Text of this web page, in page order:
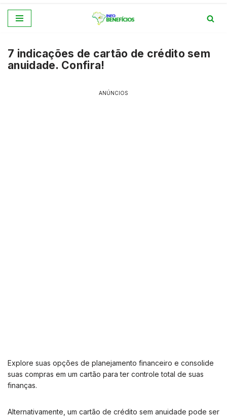
o
conteúdo
7 indicações de cartão de crédito sem
anuidade. Confira!
ANÚNCIOS
Explore suas opções de planejamento financeiro e consolide
suas compras em um cartão para ter controle total de suas
finanças.
Alternativamente, um cartão de crédito sem anuidade pode ser